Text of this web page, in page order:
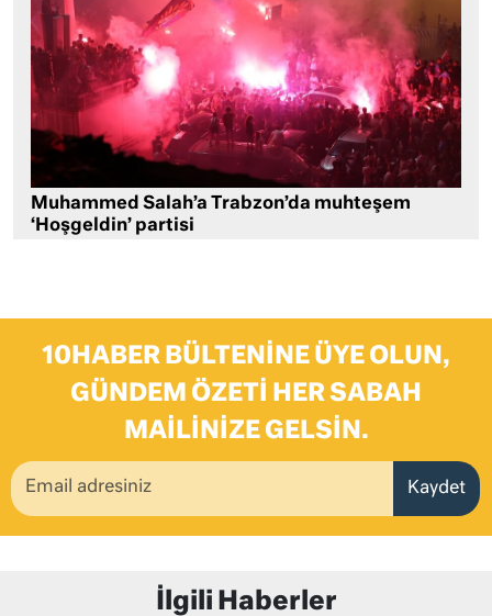
Muhammed Salah’a Trabzon’da muhteşem
‘Hoşgeldin’ partisi
10HABER BÜLTENINE ÜYE OLUN,
GÜNDEM ÖZETI HER SABAH
MAILINIZE GELSIN.
Kaydet
İlgili Haberler